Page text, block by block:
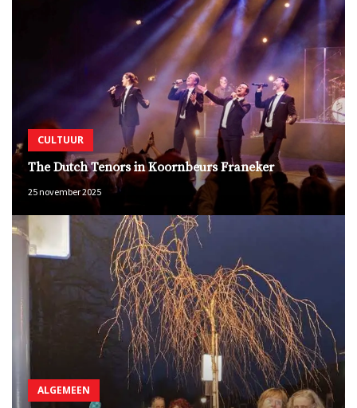
CULTUUR
The Dutch Tenors in Koornbeurs Franeker
25 november 2025
ALGEMEEN